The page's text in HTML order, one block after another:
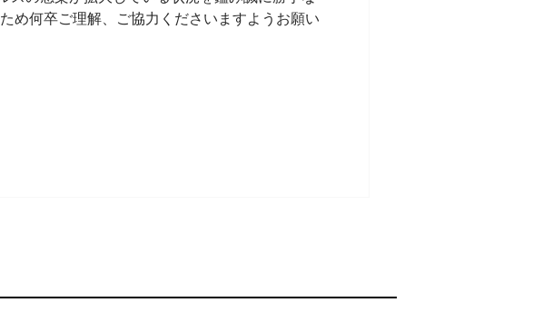
め何卒ご理解、ご協力くださいますようお願い